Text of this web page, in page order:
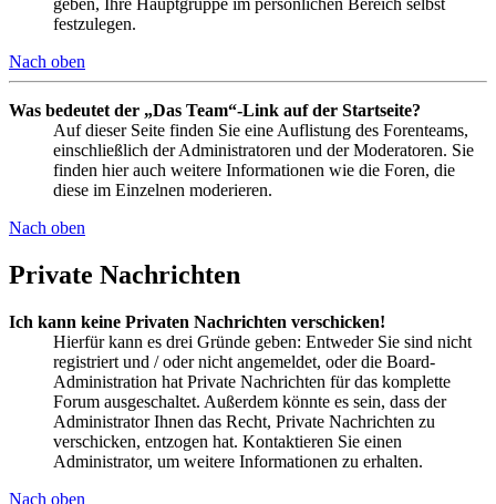
geben, Ihre Hauptgruppe im persönlichen Bereich selbst
festzulegen.
Nach oben
Was bedeutet der „Das Team“-Link auf der Startseite?
Auf dieser Seite finden Sie eine Auflistung des Forenteams,
einschließlich der Administratoren und der Moderatoren. Sie
finden hier auch weitere Informationen wie die Foren, die
diese im Einzelnen moderieren.
Nach oben
Private Nachrichten
Ich kann keine Privaten Nachrichten verschicken!
Hierfür kann es drei Gründe geben: Entweder Sie sind nicht
registriert und / oder nicht angemeldet, oder die Board-
Administration hat Private Nachrichten für das komplette
Forum ausgeschaltet. Außerdem könnte es sein, dass der
Administrator Ihnen das Recht, Private Nachrichten zu
verschicken, entzogen hat. Kontaktieren Sie einen
Administrator, um weitere Informationen zu erhalten.
Nach oben